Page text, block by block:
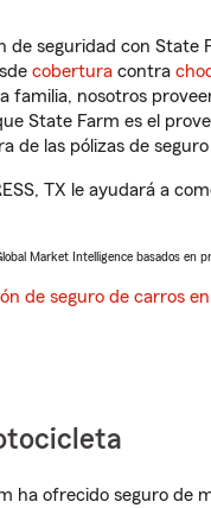
de seguridad con State
cobertura contra
familia, nosotros
State Farm es el
de las pólizas de
TX le ayudará a
Market Intelligence basados en
de seguro de carros
ha ofrecido seguro de